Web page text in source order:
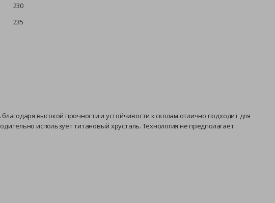
230
235
высокой прочности и устойчивости к сколам отлично подходит для
использует титановый хрусталь. Технология не предполагает